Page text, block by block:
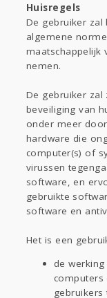
Huisregels
De gebruiker
algemene
maatschappelijk
nemen.
De gebruiker
beveiliging van
onder meer
hardware die
computer(s) of
virussen
software, en
gebruikte
software en
Het is een
de
computers